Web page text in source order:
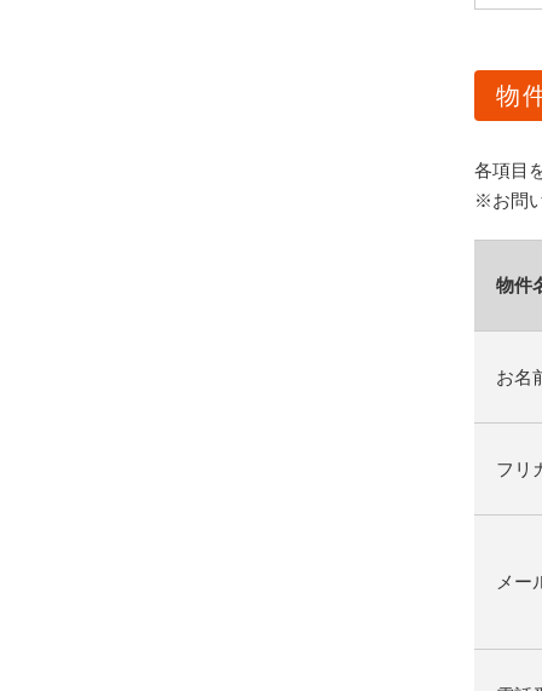
物
各項目
※お問
物件
お名
フリ
メー